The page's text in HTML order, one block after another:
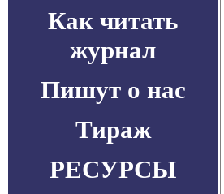
Как читать
журнал
Пишут о нас
Тираж
РЕСУРСЫ